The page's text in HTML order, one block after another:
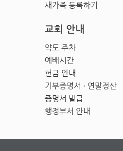
새가족 등록하기
교회 안내
약도 주차
예배시간
헌금 안내
기부증명서 · 연말정산
증명서 발급
행정부서 안내